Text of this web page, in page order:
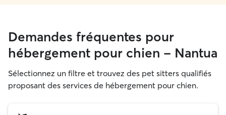
Demandes fréquentes pour
hébergement pour chien - Nantua
Sélectionnez un filtre et trouvez des pet sitters qualifiés
proposant des services de hébergement pour chien.